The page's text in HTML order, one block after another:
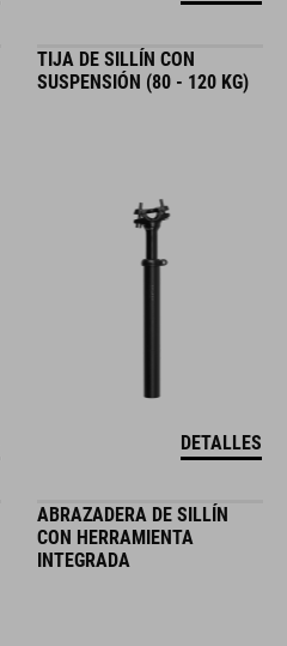
TIJA DE SILLÍN CON
SUSPENSIÓN (80 - 120 KG)
DETALLES
ABRAZADERA DE SILLÍN
CON HERRAMIENTA
INTEGRADA